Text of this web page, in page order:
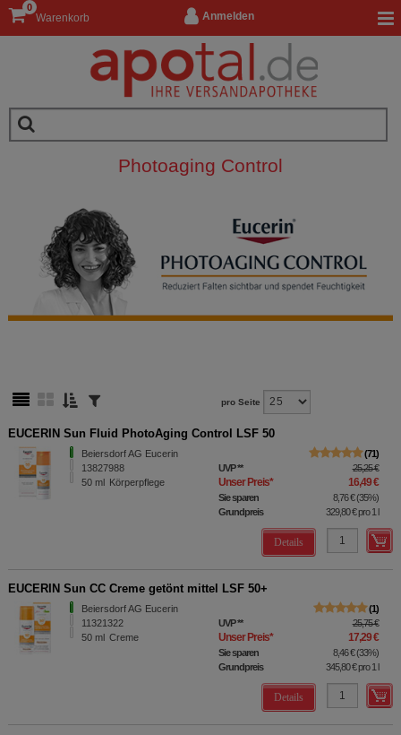
Anmelden
Warenkorb
0
Photoaging Control
pro Seite
EUCERIN Sun Fluid PhotoAging Control LSF 50
Beiersdorf AG Eucerin
13827988
50 ml Körperpflege
71
UVP** 25,25 €
Unser Preis* 16,49 €
Sie sparen 8,76 €(35%)
Grundpreis
329,80 €pro 1 l
Details
EUCERIN Sun CC Creme getönt mittel LSF 50+
Beiersdorf AG Eucerin
11321322
50 ml Creme
1
UVP** 25,75 €
Unser Preis* 17,29 €
Sie sparen 8,46 €(33%)
Grundpreis
345,80 €pro 1 l
Details